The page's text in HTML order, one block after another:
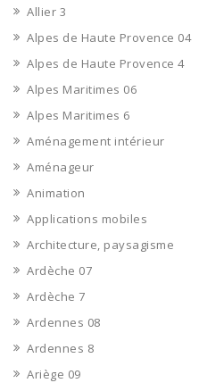
Allier 3
Alpes de Haute Provence 04
Alpes de Haute Provence 4
Alpes Maritimes 06
Alpes Maritimes 6
Aménagement intérieur
Aménageur
Animation
Applications mobiles
Architecture, paysagisme
Ardèche 07
Ardèche 7
Ardennes 08
Ardennes 8
Ariège 09